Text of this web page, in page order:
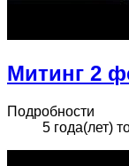
Митинг 2
Подробности
5 года(лет)